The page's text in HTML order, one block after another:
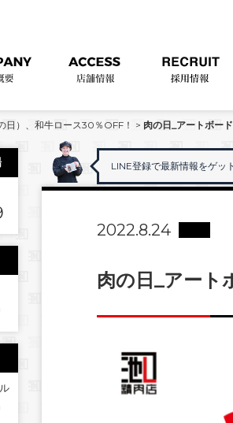
日）、和牛ロース30％OFF！ > 肉の日_アートボード
LINE登録で最新情報をゲッ
2022.8.24
肉の日_アート